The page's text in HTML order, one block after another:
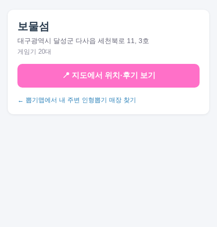
보물섬
대구광역시 달성군 다사읍 세천북로 11, 3호
게임기 20대
📍 지도에서 위치·후기 보기
← 뽑기맵에서 내 주변 인형뽑기 매장 찾기